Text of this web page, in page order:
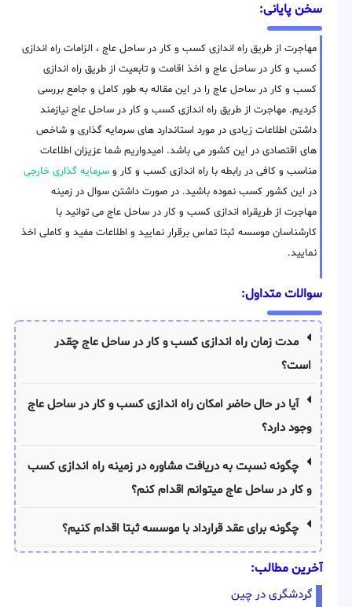
سخن پایانی:
مهاجرت از طریق راه اندازی کسب و کار در ساحل عاج ، الزامات راه اندازی
کسب و کار در ساحل عاج و اخذ اقامت و تابعیت از طریق راه اندازی
کسب و کار در ساحل عاج را در این مقاله به طور کامل و جامع بررسی
کردیم. مهاجرت از طریق راه اندازی کسب و کار در ساحل عاج نیازمند
داشتن اطلاعات زیادی در مورد استاندارد های سرمایه گذاری و شاخص
های اقتصادی در این کشور می باشد. امیدواریم شما عزیزان اطلاعات
مناسب و کافی در رابطه با راه اندازی کسب و کار و سرمایه گذاری خارجی
در این کشور کسب نموده باشید. در صورت داشتن سوال در زمینه
مهاجرت از طریقراه اندازی کسب و کار در ساحل عاج می توانید با
کارشناسان موسسه ثبتا تماس برقرار نمایید و اطلاعات مفید و کاملی اخذ
نمایید.
سوالات متداول:
مدت زمان راه اندازی کسب و کار در ساحل عاج چقدر
است؟
آیا در حال حاضر امکان راه اندازی کسب و کار در ساحل عاج
وجود دارد؟
چگونه نسبت به دریافت مشاوره در زمینه راه اندازی کسب
و کار در ساحل عاج میتوانم اقدام کنم؟
چگونه برای عقد قرارداد با موسسه ثبتا اقدام کنیم؟
آخرین مطالب:
گردشگری در چین